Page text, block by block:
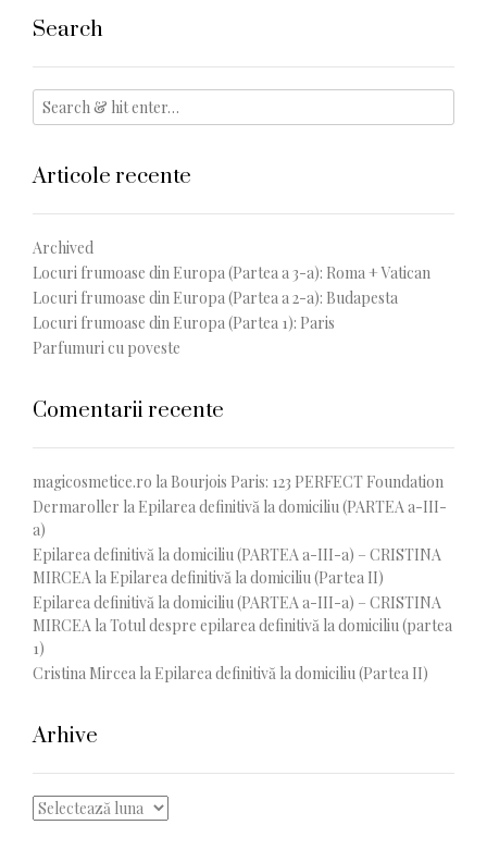
Search
Articole recente
Archived
Locuri frumoase din Europa (Partea a 3-a): Roma + Vatican
Locuri frumoase din Europa (Partea a 2-a): Budapesta
Locuri frumoase din Europa (Partea 1): Paris
Parfumuri cu poveste
Comentarii recente
magicosmetice.ro la Bourjois Paris: 123 PERFECT Foundation
Dermaroller la Epilarea definitivă la domiciliu (PARTEA a-III-
a)
Epilarea definitivă la domiciliu (PARTEA a-III-a) – CRISTINA
MIRCEA la Epilarea definitivă la domiciliu (Partea II)
Epilarea definitivă la domiciliu (PARTEA a-III-a) – CRISTINA
MIRCEA la Totul despre epilarea definitivă la domiciliu (partea
1)
Cristina Mircea la Epilarea definitivă la domiciliu (Partea II)
Arhive
Arhive